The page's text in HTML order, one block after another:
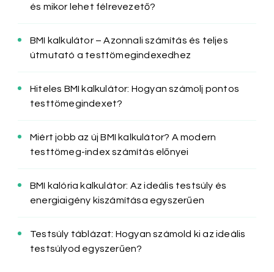
és mikor lehet félrevezető?
BMI kalkulátor – Azonnali számítás és teljes
útmutató a testtömegindexedhez
Hiteles BMI kalkulátor: Hogyan számolj pontos
testtömegindexet?
Miért jobb az új BMI kalkulátor? A modern
testtömeg-index számítás előnyei
BMI kalória kalkulátor: Az ideális testsúly és
energiaigény kiszámítása egyszerűen
Testsúly táblázat: Hogyan számold ki az ideális
testsúlyod egyszerűen?